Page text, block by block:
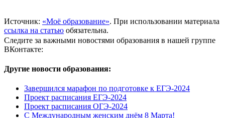
Источник: «Моё образование». При использовании материала
ссылка на статью обязательна.
Следите за важными новостями образования в нашей группе
ВКонтакте:
Другие новости образования:
Завершился марафон по подготовке к ЕГЭ-2024
Проект расписания ЕГЭ-2024
Проект расписания ОГЭ-2024
С Международным женским днём 8 Марта!